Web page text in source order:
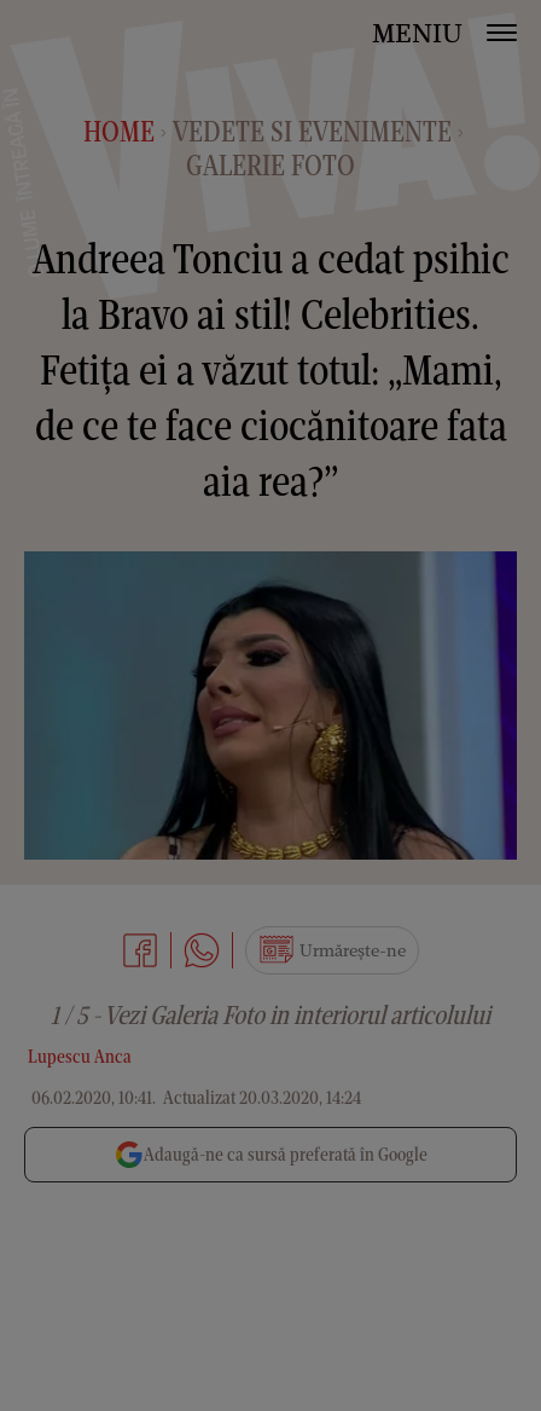
MENIU
HOME > VEDETE SI EVENIMENTE >
GALERIE FOTO
Andreea Tonciu a cedat psihic
la Bravo ai stil! Celebrities.
Fetița ei a văzut totul: „Mami,
de ce te face ciocănitoare fata
aia rea?”
Lupescu Anca
06.02.2020, 10:41. Actualizat 20.03.2020, 14:24
Urmărește-ne
1 / 5 - Vezi Galeria Foto in interiorul articolului
Adaugă-ne ca sursă preferată în Google